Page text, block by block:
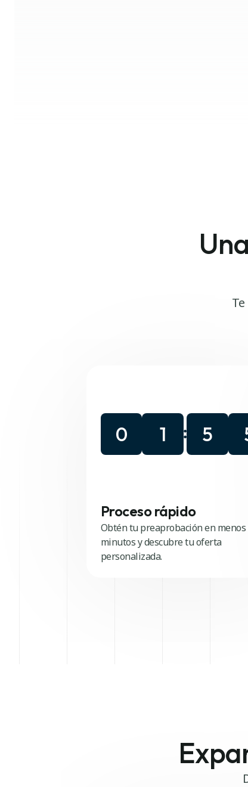
0 1 5
Proceso rápido
Obtén tu preaprobación en menos
minutos y descubre tu oferta
personalizada.